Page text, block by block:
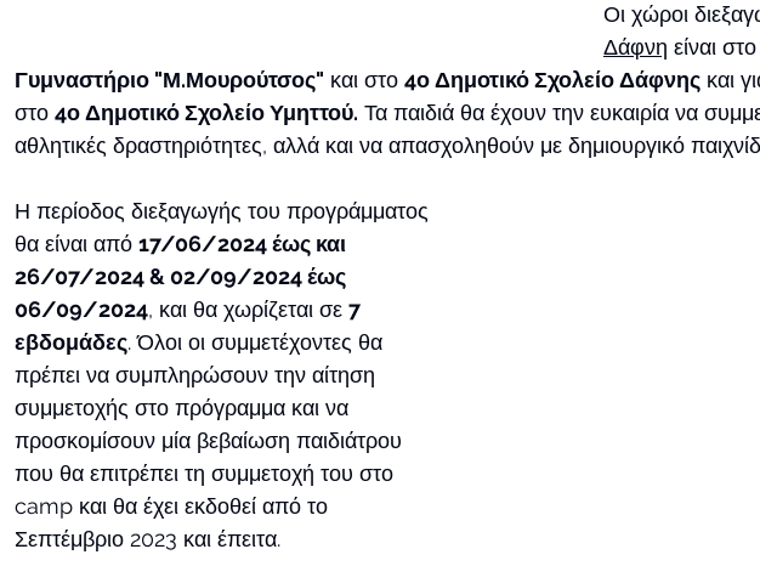
Οι χώροι
Δάφνη είναι
Γυμναστήριο "Μ.Μουρούτσος" και στο 4ο Δημοτικό Σχολείο Δάφνης και
στο 4ο Δημοτικό Σχολείο Υμηττού. Τα παιδιά θα έχουν την ευκαιρία να
αθλητικές δραστηριότητες, αλλά και να απασχοληθούν με δημιουργικό
Η περίοδος διεξαγωγής του προγράμματος
θα είναι από 17/06/2024 έως και
26/07/2024 & 02/09/2024 έως
06/09/2024, και θα χωρίζεται σε 7
εβδομάδες. Όλοι οι συμμετέχοντες θα
πρέπει να συμπληρώσουν την αίτηση
συμμετοχής στο πρόγραμμα και να
προσκομίσουν μία βεβαίωση παιδιάτρου
που θα επιτρέπει τη συμμετοχή του στο
camp και θα έχει εκδοθεί από το
Σεπτέμβριο 2023 και έπειτα.